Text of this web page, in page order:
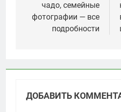
чадо, семейные
фотографии — все
подробности
ДОБАВИТЬ